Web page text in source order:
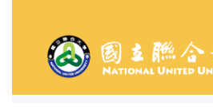
容